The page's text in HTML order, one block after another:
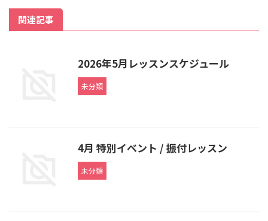
関連記事
2026年5月レッスンスケジュール
未分類
4月 特別イベント / 振付レッスン
未分類